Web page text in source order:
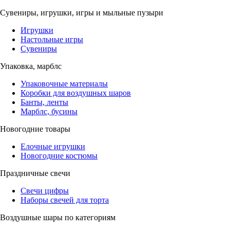
Сувениры, игрушки, игры и мыльные пузыри
Игрушки
Настольные игры
Сувениры
Упаковка, марблс
Упаковочные материалы
Коробки для воздушных шаров
Банты, ленты
Марблс, бусины
Новогодние товары
Елочные игрушки
Новогодние костюмы
Праздничные свечи
Свечи цифры
Наборы свечей для торта
Воздушные шары по категориям